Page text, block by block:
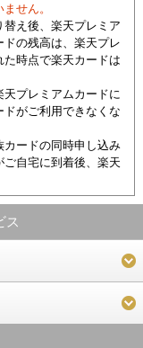
せん。
え後、楽天プレミア
の残高は、楽天プレ
た時点で楽天カードは
プレミアムカードに
がご利用できなくな
ードの同時申し込み
自宅に到着後、楽天
ス